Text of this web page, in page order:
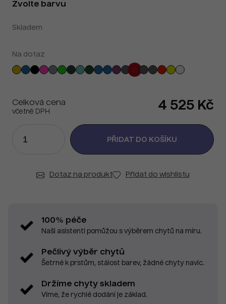
Zvolte barvu
Skladem
Na dotaz
Celková cena
včetně DPH 4 525 Kč
Dotaz na produkt Přidat do wishlistu
100% péče
Naši asistenti pomůžou s výběrem chytů na míru.
Pečlivý výběr chytů
Šetrné k prstům, stálost barev, žádné chyty navíc.
Držíme chyty skladem
Víme, že rychlé dodání je základ.